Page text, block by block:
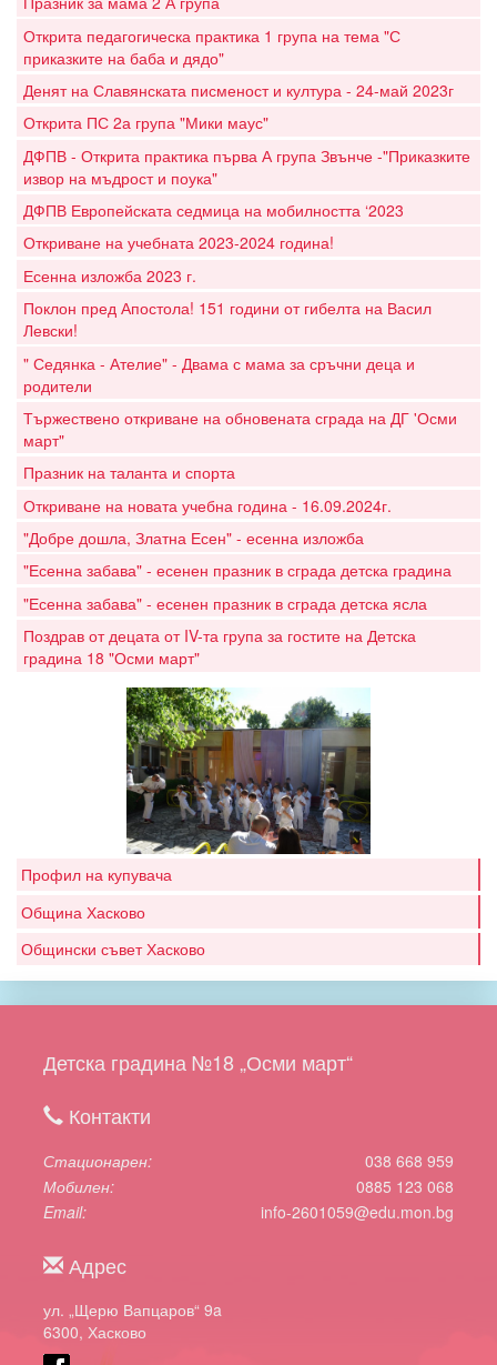
Открита педагогическа практика 1 група на тема "С
приказките на баба и дядо"
Денят на Славянската писменост и култура - 24-май 2023г
Открита ПС 2а група "Мики маус"
ДФПВ - Открита практика първа А група Звънче -"Приказките
извор на мъдрост и поука"
ДФПВ Европейската седмица на мобилността ‘2023
Откриване на учебната 2023-2024 година!
Есенна изложба 2023 г.
Поклон пред Апостола! 151 години от гибелта на Васил
Левски!
" Седянка - Ателие" - Двама с мама за сръчни деца и
родители
Тържествено откриване на обновената сграда на ДГ 'Осми
март"
Празник на таланта и спорта
Откриване на новата учебна година - 16.09.2024г.
"Добре дошла, Златна Есен" - есенна изложба
"Есенна забава" - есенен празник в сграда детска градина
"Есенна забава" - есенен празник в сграда детска ясла
Поздрав от децата от IV-та група за гостите на Детска
градина 18 "Осми март"
Профил на купувача
Община Хасково
Общински съвет Хасково
Детска градина №18 „Осми март“
Контакти
Стационарен
038 668 959
Мобилен
0885 123 068
Email
info-2601059@edu.mon.bg
Адрес
ул. „Щерю Вапцаров“ 9a
6300, Хасково